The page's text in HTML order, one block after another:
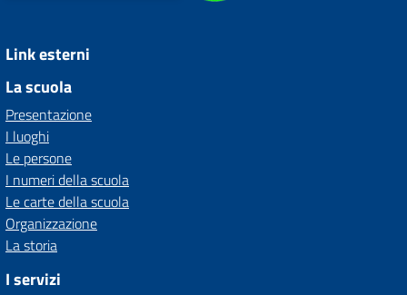
Link esterni
La scuola
Presentazione
I luoghi
Le persone
I numeri della scuola
Le carte della scuola
Organizzazione
La storia
I servizi